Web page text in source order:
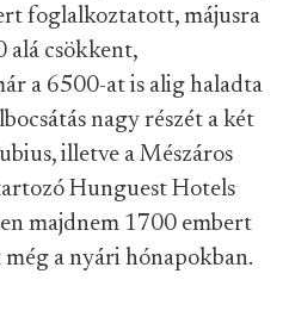
foglalkoztatott, májusra
alá csökkent,
a 6500-at is alig haladta
nagy részét a két
illetve a Mészáros
Hunguest Hotels
majdnem 1700 embert
a nyári hónapokban.